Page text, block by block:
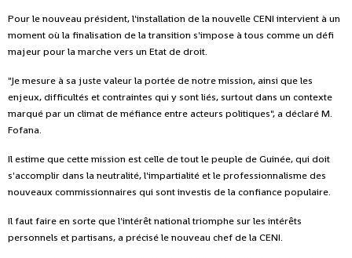
Pour le nouveau président, l'installation de la nouvelle CENI intervient à un
moment où la finalisation de la transition s'impose à tous comme un défi
majeur pour la marche vers un Etat de droit.
"Je mesure à sa juste valeur la portée de notre mission, ainsi que les
enjeux, difficultés et contraintes qui y sont liés, surtout dans un contexte
marqué par un climat de méfiance entre acteurs politiques", a déclaré M.
Fofana.
Il estime que cette mission est celle de tout le peuple de Guinée, qui doit
s'accomplir dans la neutralité, l'impartialité et le professionnalisme des
nouveaux commissionnaires qui sont investis de la confiance populaire.
Il faut faire en sorte que l'intérêt national triomphe sur les intérêts
personnels et partisans, a précisé le nouveau chef de la CENI.